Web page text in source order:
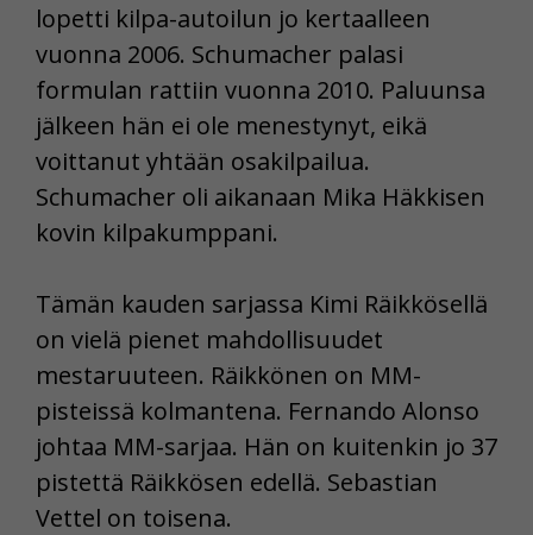
lopetti kilpa-autoilun jo kertaalleen
vuonna 2006. Schumacher palasi
formulan rattiin vuonna 2010. Paluunsa
jälkeen hän ei ole menestynyt, eikä
voittanut yhtään osakilpailua.
Schumacher oli aikanaan Mika Häkkisen
kovin kilpakumppani.
Tämän kauden sarjassa Kimi Räikkösellä
on vielä pienet mahdollisuudet
mestaruuteen. Räikkönen on MM-
pisteissä kolmantena. Fernando Alonso
johtaa MM-sarjaa. Hän on kuitenkin jo 37
pistettä Räikkösen edellä. Sebastian
Vettel on toisena.